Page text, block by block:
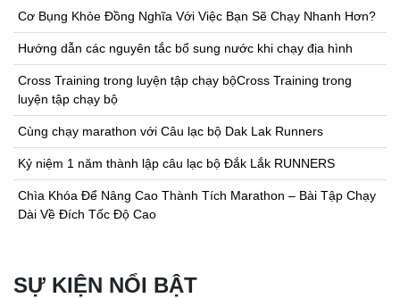
Cơ Bụng Khỏe Đồng Nghĩa Với Việc Bạn Sẽ Chạy Nhanh Hơn?
Hướng dẫn các nguyên tắc bổ sung nước khi chạy địa hình
Cross Training trong luyện tập chạy bộCross Training trong
luyện tập chạy bộ
Cùng chạy marathon với Câu lạc bộ Dak Lak Runners
Kỷ niệm 1 năm thành lập câu lạc bộ Đắk Lắk RUNNERS
Chìa Khóa Để Nâng Cao Thành Tích Marathon – Bài Tập Chạy
Dài Về Đích Tốc Độ Cao
SỰ KIỆN NỔI BẬT